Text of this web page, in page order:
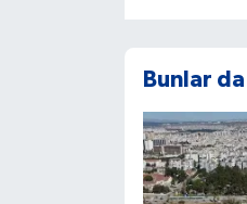
Bunlar